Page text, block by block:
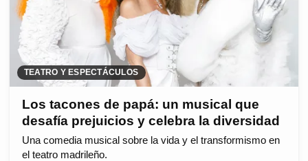
TEATRO Y ESPECTÁCULOS
Los tacones de papá: un musical que
desafía prejuicios y celebra la diversidad
Una comedia musical sobre la vida y el transformismo en
el teatro madrileño.